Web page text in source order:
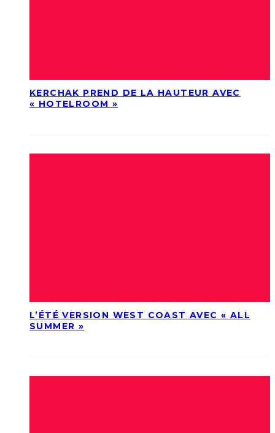
KERCHAK PREND DE LA HAUTEUR AVEC
« HOTELROOM »
L’ÉTÉ VERSION WEST COAST AVEC « ALL
SUMMER »